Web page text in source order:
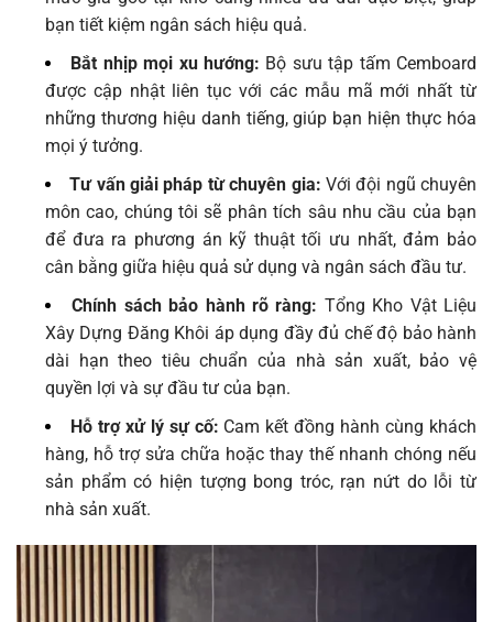
bạn tiết kiệm ngân sách hiệu quả.
Bắt nhịp mọi xu hướng: Bộ sưu tập tấm Cemboard
được cập nhật liên tục với các mẫu mã mới nhất từ
những thương hiệu danh tiếng, giúp bạn hiện thực hóa
mọi ý tưởng.
Tư vấn giải pháp từ chuyên gia: Với đội ngũ chuyên
môn cao, chúng tôi sẽ phân tích sâu nhu cầu của bạn
để đưa ra phương án kỹ thuật tối ưu nhất, đảm bảo
cân bằng giữa hiệu quả sử dụng và ngân sách đầu tư.
Chính sách bảo hành rõ ràng: Tổng Kho Vật Liệu
Xây Dựng Đăng Khôi áp dụng đầy đủ chế độ bảo hành
dài hạn theo tiêu chuẩn của nhà sản xuất, bảo vệ
quyền lợi và sự đầu tư của bạn.
Hỗ trợ xử lý sự cố: Cam kết đồng hành cùng khách
hàng, hỗ trợ sửa chữa hoặc thay thế nhanh chóng nếu
sản phẩm có hiện tượng bong tróc, rạn nứt do lỗi từ
nhà sản xuất.